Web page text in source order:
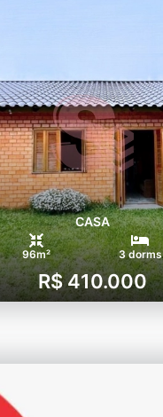
CASA
96m² 3 dorms
R$ 410.000